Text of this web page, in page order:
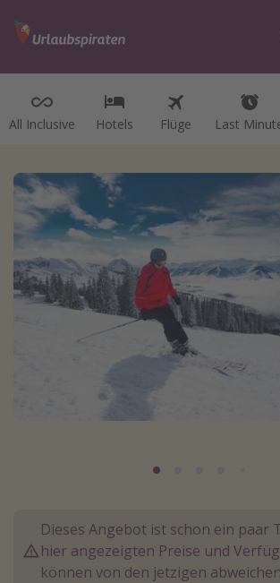
All Inclusive Hotels Flüge Last
Kategorien
Hotel
Reisen
Kreuzfahrten
Reiseziele
Reisethemen
Alle Reisethemen
Dieses Angebot ist schon ein paar
hier angezeigten Preise und
können von den jetzigen